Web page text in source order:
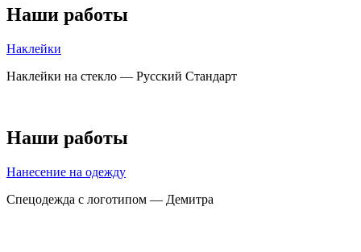
Наши работы
Наклейки
Наклейки на стекло — Русский Стандарт
Наши работы
Нанесение на одежду
Спецодежда с логотипом — Демитра